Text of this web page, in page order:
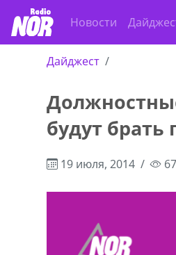
Новости
Дайджест
будут
19 июля, 2014
551 08 62
В городе